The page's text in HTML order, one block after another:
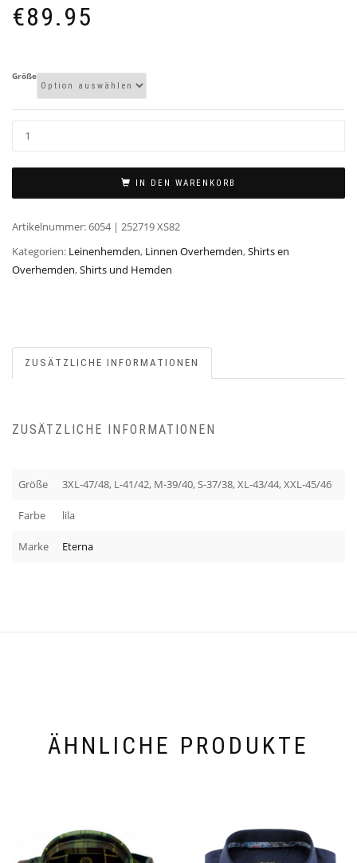
€89.95
Größe
IN DEN WARENKORB
Artikelnummer:6054 | 252719 XS82
Kategorien: Leinenhemden, Linnen Overhemden,Shirts en
Overhemden,Shirts und Hemden
ZUSÄTZLICHE INFORMATIONEN
ZUSÄTZLICHE INFORMATIONEN
Größe 3XL-47/48, L-41/42, M-39/40, S-37/38, XL-43/44, XXL-45/46
Farbe lila
Marke Eterna
ÄHNLICHE PRODUKTE